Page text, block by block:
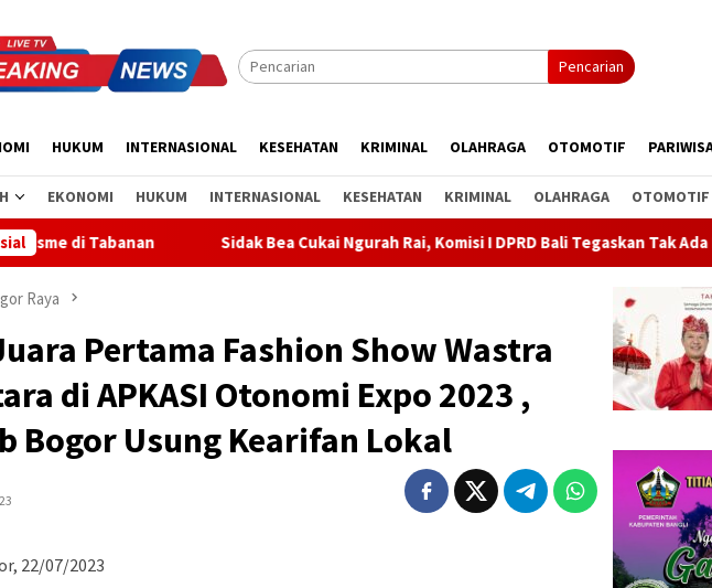
Pencarian
HUKUM INTERNASIONAL KESEHATAN KRIMINAL OLAHRAGA OTOMOTIF
EKONOMI HUKUM INTERNASIONAL KESEHATAN KRIMINAL OLAHRAGA OTOMOTIF
Sidak Bea Cukai Ngurah Rai, Komisi I DPRD Bali Tegaskan Tak Ada Indikasi
Raya
Pertama Fashion Show Wastra
di APKASI Otonomi Expo 2023 ,
Bogor Usung Kearifan Lokal
22/07/2023